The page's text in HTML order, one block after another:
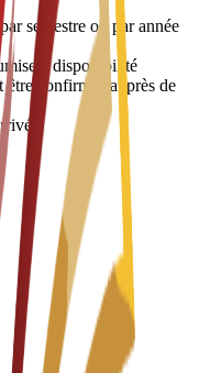
semestre ou par année
à disponibilité
confirmés auprès de